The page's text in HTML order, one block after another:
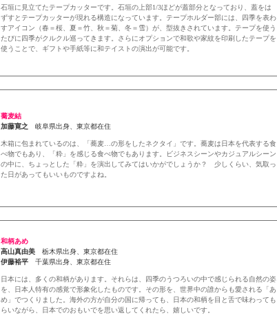
石垣に見立てたテープカッターです。石垣の上部1/3ほどが蓋部分となっており、蓋をは
ずすとテープカッターが現れる構造になっています。テープホルダー部には、四季を表わ
すアイコン（春＝桜、夏＝竹、秋＝菊、冬＝雪）が、型抜きされています。テープを使う
たびに四季がクルクル巡ってきます。さらにオプションで和歌や家紋を印刷したテープを
使うことで、ギフトや手紙等に和テイストの演出が可能です。
蕎麦結
加藤寛之 岐阜県出身、東京都在住
木箱に包まれているのは、「蕎麦…の形をしたネクタイ」です。蕎麦は日本を代表する食
べ物でもあり、「粋」を感じる食べ物でもあります。ビジネスシーンやカジュアルシーン
の中に、ちょっとした「粋」を演出してみてはいかがでしょうか？ 少しくらい、気取っ
た日があってもいいものですよね。
和柄あめ
高山真由美 栃木県出身、東京都在住
伊藤裕平 千葉県出身、東京都在住
日本には、多くの和柄があります。それらは、四季のうつろいの中で感じられる自然の姿
を、日本人特有の感覚で形象化したものです。その形を、世界中の誰からも愛される「あ
め」でつくりました。海外の方が自分の国に帰っても、日本の和柄を目と舌で味わっても
らいながら、日本でのおもいでを思い返してくれたら、嬉しいです。